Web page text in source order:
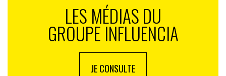
LES MÉDIAS DU
GROUPE INFLUENCIA
JE CONSULTE